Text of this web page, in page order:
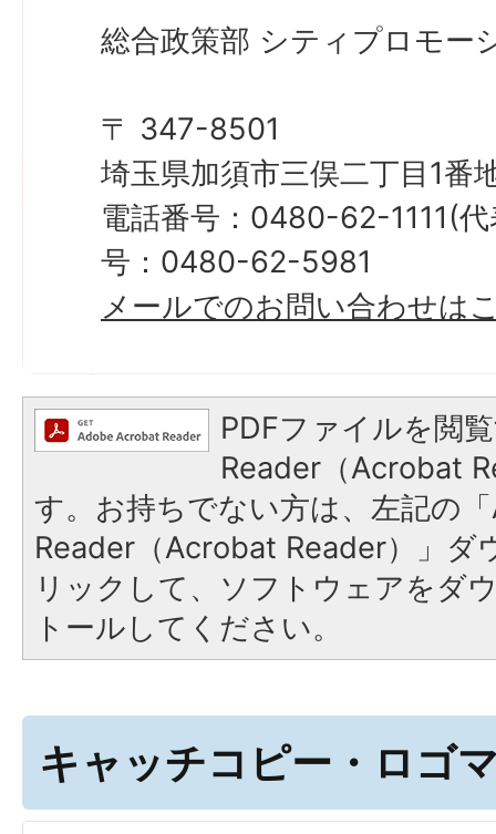
総合政策部 シティプロモー
〒 347-8501
埼玉県加須市三俣二丁目1番
電話番号：0480-62-1111(
号：0480-62-5981
メールでのお問い合わせは
PDFファイルを閲
Reader（Acrobat
す。お持ちでない方は、左記の
Reader（Acrobat Reader）」ダ
リックして、ソフトウェアをダ
トールしてください。
キャッチコピー・ロゴ